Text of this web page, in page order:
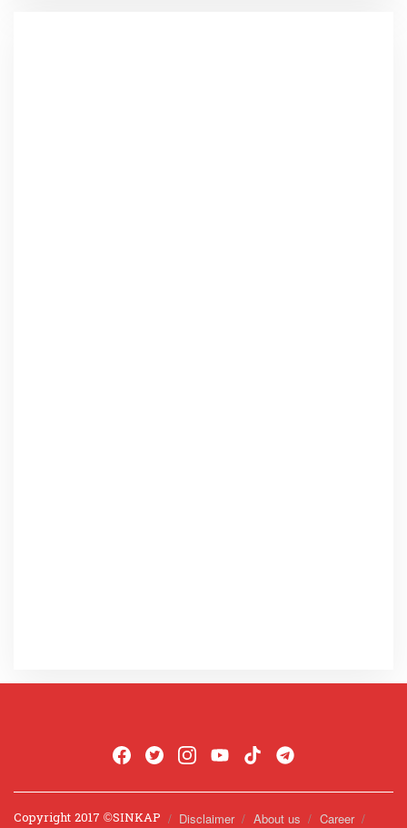
Copyright 2017 ©️SINKAP Disclaimer About us
Career